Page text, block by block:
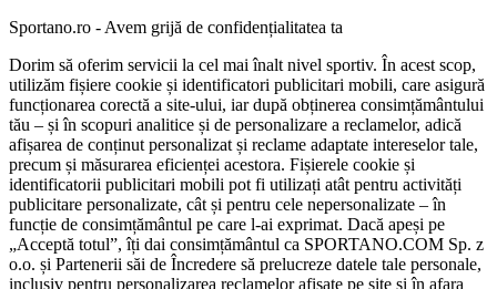
Sportano.ro - Avem grijă de confidențialitatea ta
Dorim să oferim servicii la cel mai înalt nivel sportiv. În acest scop,
utilizăm fișiere cookie și identificatori publicitari mobili, care asigură
funcționarea corectă a site-ului, iar după obținerea consimțământului
tău – și în scopuri analitice și de personalizare a reclamelor, adică
afișarea de conținut personalizat și reclame adaptate intereselor tale,
precum și măsurarea eficienței acestora. Fișierele cookie și
identificatorii publicitari mobili pot fi utilizați atât pentru activități
publicitare personalizate, cât și pentru cele nepersonalizate – în
funcție de consimțământul pe care l-ai exprimat. Dacă apeși pe
„Acceptă totul”, îți dai consimțământul ca SPORTANO.COM Sp. z
o.o. și Partenerii săi de Încredere să prelucreze datele tale personale,
inclusiv pentru personalizarea reclamelor afișate pe site și în afara